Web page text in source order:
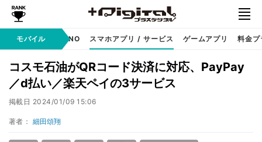
モバイル
携帯キャリア MVNO スマホアプリ / サービス ゲームアプリ 料金プ
コスモ石油がQRコード決済に対応、PayPay
／d払い／楽天ペイの3サービス
掲載日 2024/01/09 15:06
著者： 細田頌翔